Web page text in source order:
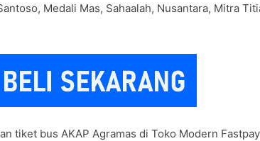
Medali Mas, Sahaalah, Nusantara, Mitra
tiket bus AKAP Agramas di Toko Modern